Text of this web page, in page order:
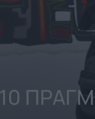
10